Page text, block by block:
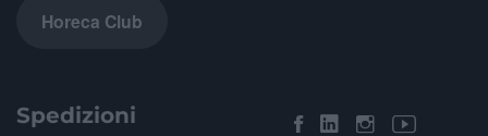
Horeca Club
Spedizioni